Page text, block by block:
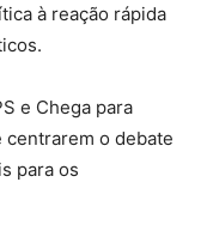
à reação rápida
e Chega para
centrarem o debate
para os